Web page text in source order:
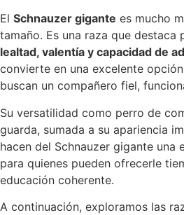
El Schnauzer gigante es mucho
tamaño. Es una raza que destaca
lealtad, valentía y capacidad de
convierte en una excelente
buscan un compañero fiel,
Su versatilidad como perro de
guarda, sumada a su apariencia
hacen del Schnauzer gigante una
para quienes pueden ofrecerle
educación coherente.
A continuación, exploramos las